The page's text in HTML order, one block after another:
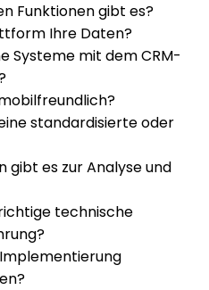
Funktionen gibt es?
Ihre Daten?
Systeme mit dem CRM-
standardisierte oder
gibt es zur Analyse und
technische